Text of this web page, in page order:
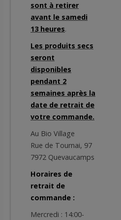
sont à retirer
avant le samedi
13 heures.
Les produits secs
seront
disponibles
pendant 2
semaines après la
date de retrait de
votre commande.
Au Bio Village
Rue de Tournai, 97
7972 Quevaucamps
Horaires de
retrait de
commande :
Mercredi : 14:00-